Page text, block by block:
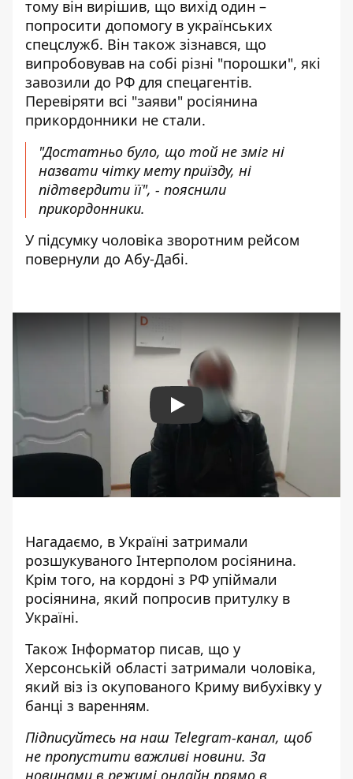
тому він вирішив, що вихід один –
попросити допомогу в українських
спецслужб. Він також зізнався, що
випробовував на собі різні "порошки", які
завозили до РФ для спецагентів.
Перевіряти всі "заяви" росіянина
прикордонники не стали.
"Достатньо було, що той не зміг ні
назвати чітку мету приїзду, ні
підтвердити її", - пояснили
прикордонники.
У підсумку чоловіка зворотним рейсом
повернули до Абу-Дабі.
Play
Нагадаємо, в Україні затримали
розшукуваного Інтерполом росіянина.
Крім того, на кордоні з РФ упіймали
росіянина, який попросив притулку в
Україні.
Також Інформатор писав, що у
Херсонській області затримали чоловіка,
який віз із окупованого Криму вибухівку у
банці з варенням.
Підписуйтесь на наш Telegram-канал, щоб
не пропустити важливі новини. За
новинами в режимі онлайн прямо в